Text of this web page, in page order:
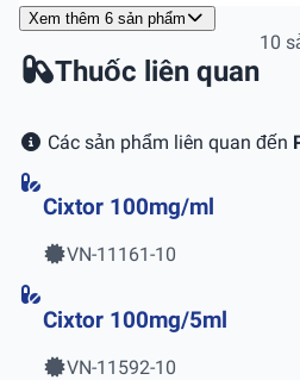
Xem thêm 6 sản phẩm
Thuốc liên quan
10
Các sản phẩm liên quan đến
Cixtor 100mg/ml
VN-11161-10
Cixtor 100mg/5ml
VN-11592-10